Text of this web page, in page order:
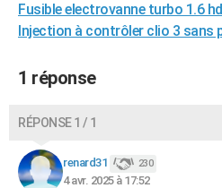
Fusible electrovanne turbo 1.6
Injection à contrôler clio 3 sans
1 réponse
RÉPONSE 1 / 1
renard31 230
4 avr. 2025 à 17:52